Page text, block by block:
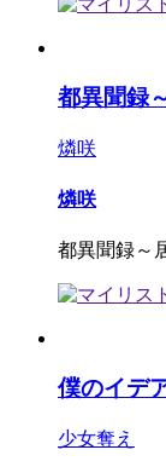
都異聞録
燐咲
燐咲
都異聞録～
僕のイデ
少女奪え